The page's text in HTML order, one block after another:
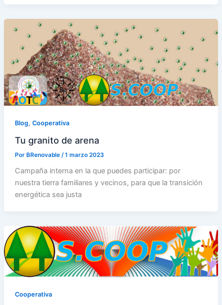
Blog, Cooperativa
Tu granito de arena
Por BRenovable /1 marzo 2023
Campaña interna en la que puedes participar: por
nuestra tierra familiares y vecinos, para que la transición
energética sea justa
Cooperativa